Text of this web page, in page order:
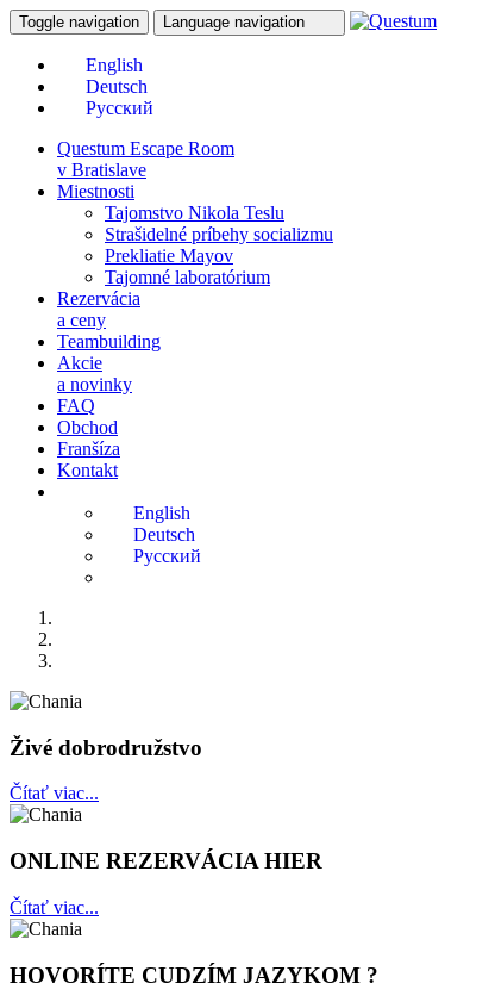
Toggle navigation Language navigation
Questum Escape Room
v Bratislave
Miestnosti
Tajomstvo Nikola Teslu
Strašidelné príbehy socializmu
Prekliatie Mayov
Tajomné laboratórium
Rezervácia
a ceny
Teambuilding
Akcie
a novinky
FAQ
Obchod
Franšíza
Kontakt
Živé dobrodružstvo
Čítať viac...
ONLINE REZERVÁCIA HIER
Čítať viac...
HOVORÍTE CUDZÍM JAZYKOM ?